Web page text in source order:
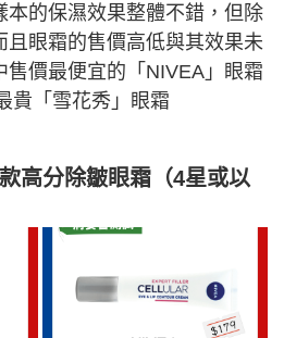
本的保濕效果整體不錯，但除
且眼霜的售價高低與其效果未
售價最便宜的「NIVEA」眼霜
貴「雪花秀」眼霜
高分除皺眼霜（4星或以